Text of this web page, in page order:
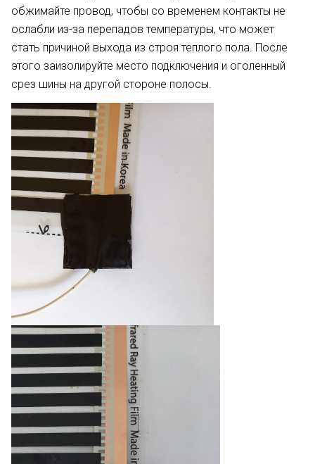
обжимайте провод, чтобы со временем контакты не
ослабли из-за перепадов температуры, что может
стать причиной выхода из строя теплого пола. После
этого заизолируйте место подключения и оголенный
срез шины на другой стороне полосы.